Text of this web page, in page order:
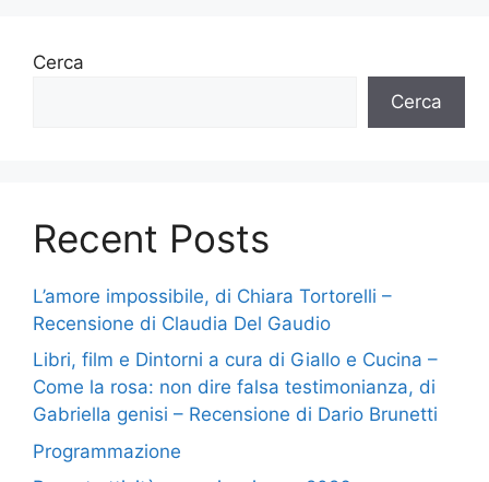
Cerca
Cerca
Recent Posts
L’amore impossibile, di Chiara Tortorelli –
Recensione di Claudia Del Gaudio
Libri, film e Dintorni a cura di Giallo e Cucina –
Come la rosa: non dire falsa testimonianza, di
Gabriella genisi – Recensione di Dario Brunetti
Programmazione